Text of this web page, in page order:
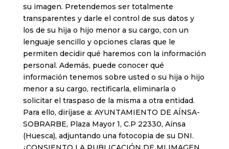
su imagen. Pretendemos ser totalmente
transparentes y darle el control de sus datos y
los de su hija o hijo menor a su cargo, con un
lenguaje sencillo y opciones claras que le
permiten decidir qué haremos con la información
personal. Además, puede conocer qué
información tenemos sobre usted o su hija o hijo
menor a su cargo, rectificarla, eliminarla o
solicitar el traspaso de la misma a otra entidad.
Para ello, diríjase a: AYUNTAMIENTO DE AÍNSA-
SOBRARBE, Plaza Mayor 1, C.P 22330, Aínsa
(Huesca), adjuntando una fotocopia de su DNI.